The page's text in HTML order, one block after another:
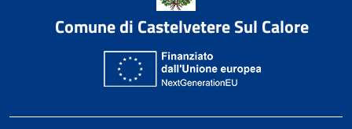
Comune di Castelvetere Sul Calore